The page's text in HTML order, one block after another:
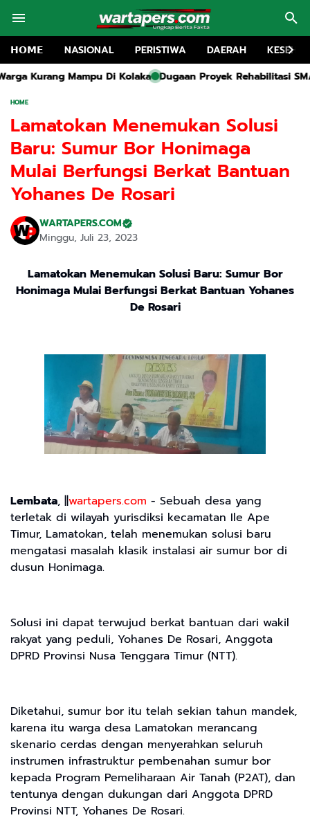
𝗛𝗢𝗠𝗘 NASIONAL PERISTIWA DAERAH
Di Kolaka Dugaan Proyek Rehabilitasi SMA 1 Kwanyar Tanpa
HOME
Lamatokan Menemukan Solusi
Baru: Sumur Bor Honimaga
Mulai Berfungsi Berkat Bantuan
Yohanes De Rosari
WARTAPERS.COM
Minggu, Juli 23, 2023
Lamatokan Menemukan Solusi Baru: Sumur Bor
Honimaga Mulai Berfungsi Berkat Bantuan Yohanes
De Rosari
Lembata, ||wartapers.com - Sebuah desa yang
terletak di wilayah yurisdiksi kecamatan Ile Ape
Timur, Lamatokan, telah menemukan solusi baru
mengatasi masalah klasik instalasi air sumur bor di
dusun Honimaga.
Solusi ini dapat terwujud berkat bantuan dari wakil
rakyat yang peduli, Yohanes De Rosari, Anggota
DPRD Provinsi Nusa Tenggara Timur (NTT).
Diketahui, sumur bor itu telah sekian tahun mandek,
karena itu warga desa Lamatokan merancang
skenario cerdas dengan menyerahkan seluruh
instrumen infrastruktur pembenahan sumur bor
kepada Program Pemeliharaan Air Tanah (P2AT), dan
tentunya dengan dukungan dari Anggota DPRD
Provinsi NTT, Yohanes De Rosari.